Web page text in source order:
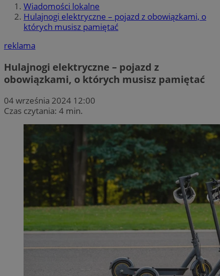
Wiadomości lokalne
Hulajnogi elektryczne – pojazd z obowiązkami, o
których musisz pamiętać
reklama
Hulajnogi elektryczne – pojazd z
obowiązkami, o których musisz pamiętać
04 września 2024 12:00
Czas czytania: 4 min.